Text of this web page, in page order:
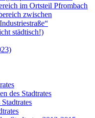
im Ortsteil Pfrombach
zwischen
städtisch!)
des Stadtrates